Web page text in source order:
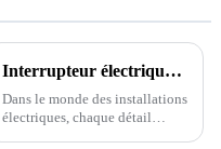
Interrupteur électrique YDLS101 – La solution ultime en matière de bascule décorative !
Dans le monde des installations
électriques, chaque détail